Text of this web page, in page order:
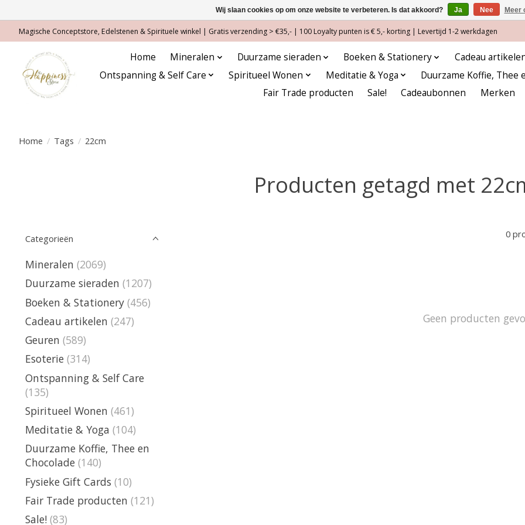
Magische Conceptstore, Edelstenen & Spirituele winkel | Gratis verzending > €35,- | 100 Loyalty punten is € 5,- korting | Levertijd 1-2 werkdagen
Home Mineralen Duurzame sieraden Boeken & Stationery Cadeau
Ontspanning & Self Care
Spiritueel Wonen Meditatie & Yoga Duurzame Koffie, Thee
Fair Trade producten
Sale! Cadeaubonnen Merken
Home / Tags / 22cm
Producten getagd met
Categorieën
Mineralen (2069)
Duurzame sieraden (1207)
Boeken & Stationery (456)
Cadeau artikelen (247)
Geuren (589)
Esoterie (314)
Ontspanning & Self Care
(135)
Spiritueel Wonen (461)
Meditatie & Yoga (104)
Duurzame Koffie, Thee en
Chocolade (140)
Fysieke Gift Cards (10)
Fair Trade producten (121)
Sale! (83)
0
Geen producten
Wij slaan cookies op om onze website te verbeteren. Is dat akkoord? Ja Nee Meer